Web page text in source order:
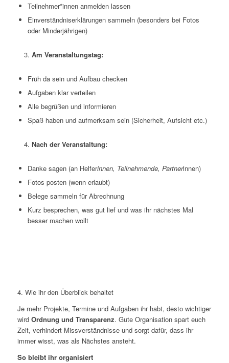
Teilnehmer*innen anmelden lassen
Einverständniserklärungen sammeln (besonders bei Fotos
oder Minderjährigen)
Am Veranstaltungstag:
Früh da sein und Aufbau checken
Aufgaben klar verteilen
Alle begrüßen und informieren
Spaß haben und aufmerksam sein (Sicherheit, Aufsicht etc.)
Nach der Veranstaltung:
Danke sagen (an Helferinnen, Teilnehmende, Partnerinnen)
Fotos posten (wenn erlaubt)
Belege sammeln für Abrechnung
Kurz besprechen, was gut lief und was ihr nächstes Mal
besser machen wollt
4. Wie ihr den Überblick behaltet
Je mehr Projekte, Termine und Aufgaben ihr habt, desto wichtiger
wird Ordnung und Transparenz. Gute Organisation spart euch
Zeit, verhindert Missverständnisse und sorgt dafür, dass ihr
immer wisst, was als Nächstes ansteht.
So bleibt ihr organisiert